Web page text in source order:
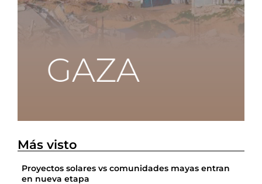
Más visto
Proyectos solares vs comunidades mayas entran
en nueva etapa